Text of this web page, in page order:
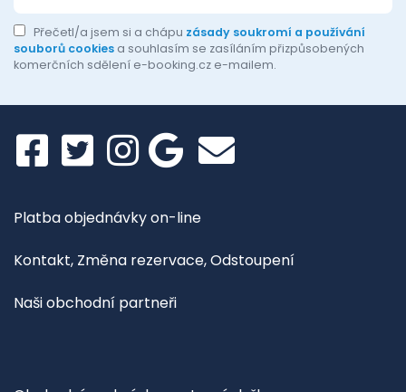
Přečetl/a jsem si a chápu zásady soukromí a používání
souborů cookies a souhlasím se zasíláním přizpůsobených
komerčních sdělení e-booking.cz e-mailem.
Platba objednávky on-line
Kontakt, Změna rezervace, Odstoupení
Naši obchodní partneři